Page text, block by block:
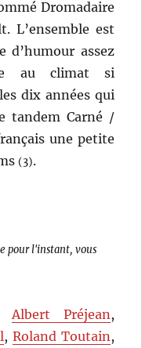
Dromadaire
L’ensemble est
d’humour assez
au climat si
dix années qui
tandem Carné /
une petite
(3).
pour l'instant, vous
Albert Préjean,
, Roland Toutain,